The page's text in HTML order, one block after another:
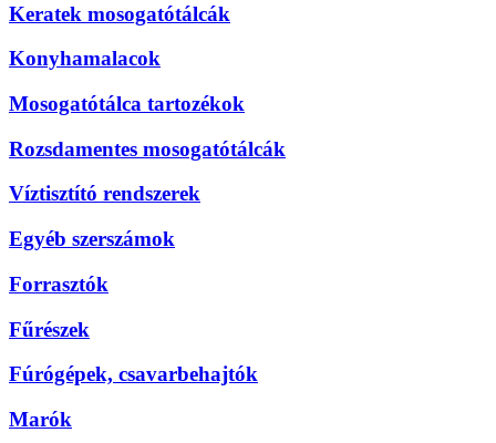
Keratek mosogatótálcák
Konyhamalacok
Mosogatótálca tartozékok
Rozsdamentes mosogatótálcák
Víztisztító rendszerek
Egyéb szerszámok
Forrasztók
Fűrészek
Fúrógépek, csavarbehajtók
Marók